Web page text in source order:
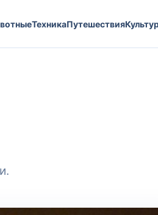
ТехникаПутешествия